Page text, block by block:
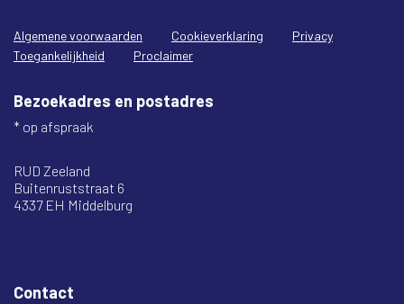
Algemene voorwaarden Cookieverklaring
Privacy
Toegankelijkheid
Proclaimer
Bezoekadres en postadres
* op afspraak
RUD Zeeland
Buitenruststraat 6
4337 EH Middelburg
Contact